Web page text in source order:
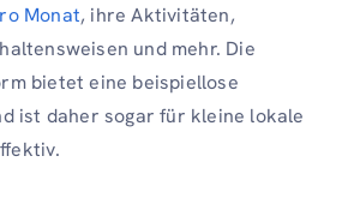
Monat, ihre Aktivitäten,
und mehr. Die
bietet eine beispiellose
ist daher sogar für kleine lokale